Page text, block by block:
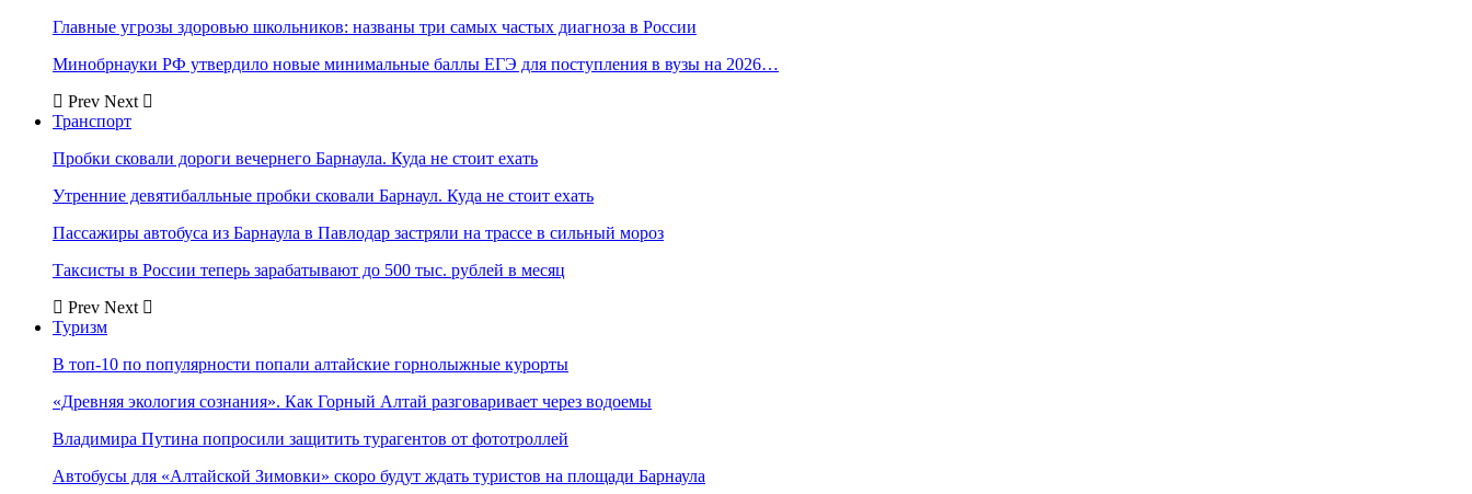
Главные угрозы здоровью школьников: названы три самых частых диагноза в России
Минобрнауки РФ утвердило новые минимальные баллы ЕГЭ для поступления в вузы на 2026…
Prev Next
Транспорт
Пробки сковали дороги вечернего Барнаула. Куда не стоит ехать
Утренние девятибалльные пробки сковали Барнаул. Куда не стоит ехать
Пассажиры автобуса из Барнаула в Павлодар застряли на трассе в сильный мороз
Таксисты в России теперь зарабатывают до 500 тыс. рублей в месяц
Prev Next
Туризм
В топ-10 по популярности попали алтайские горнолыжные курорты
«Древняя экология сознания». Как Горный Алтай разговаривает через водоемы
Владимира Путина попросили защитить турагентов от фототроллей
Автобусы для «Алтайской Зимовки» скоро будут ждать туристов на площади Барнаула